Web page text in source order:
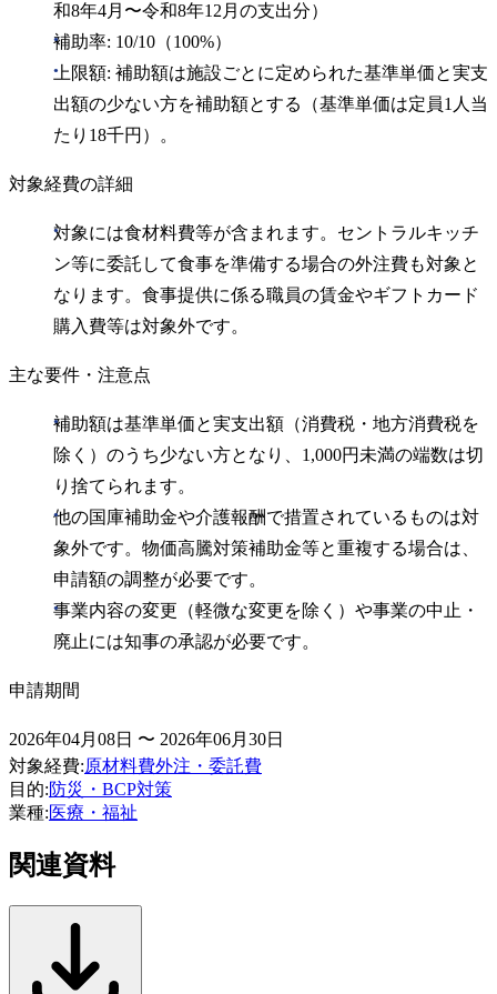
和8年4月〜令和8年12月の支出分）
補助率: 10/10（100%）
上限額: 補助額は施設ごとに定められた基準単価と実支
出額の少ない方を補助額とする（基準単価は定員1人当
たり18千円）。
対象経費の詳細
対象には食材料費等が含まれます。セントラルキッチ
ン等に委託して食事を準備する場合の外注費も対象と
なります。食事提供に係る職員の賃金やギフトカード
購入費等は対象外です。
主な要件・注意点
補助額は基準単価と実支出額（消費税・地方消費税を
除く）のうち少ない方となり、1,000円未満の端数は切
り捨てられます。
他の国庫補助金や介護報酬で措置されているものは対
象外です。物価高騰対策補助金等と重複する場合は、
申請額の調整が必要です。
事業内容の変更（軽微な変更を除く）や事業の中止・
廃止には知事の承認が必要です。
申請期間
2026年04月08日 〜 2026年06月30日
対象経費:原材料費外注・委託費
目的:防災・BCP対策
業種:医療・福祉
関連資料